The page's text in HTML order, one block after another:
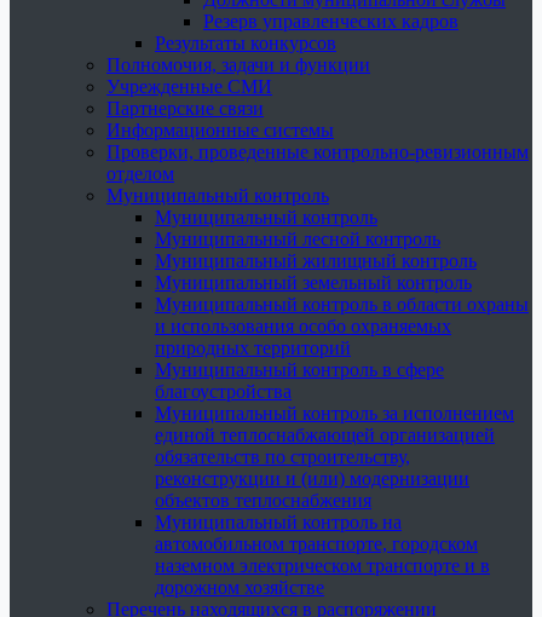
Резерв управленческих кадров
Результаты конкурсов
Полномочия, задачи и функции
Учрежденные СМИ
Партнерские связи
Информационные системы
Проверки, проведенные контрольно-ревизионным
отделом
Муниципальный контроль
Муниципальный контроль
Муниципальный лесной контроль
Муниципальный жилищный контроль
Муниципальный земельный контроль
Муниципальный контроль в области охраны
и использования особо охраняемых
природных территорий
Муниципальный контроль в сфере
благоустройства
Муниципальный контроль за исполнением
единой теплоснабжающей организацией
обязательств по строительству,
реконструкции и (или) модернизации
объектов теплоснабжения
Муниципальный контроль на
автомобильном транспорте, городском
наземном электрическом транспорте и в
дорожном хозяйстве
Перечень находящихся в распоряжении